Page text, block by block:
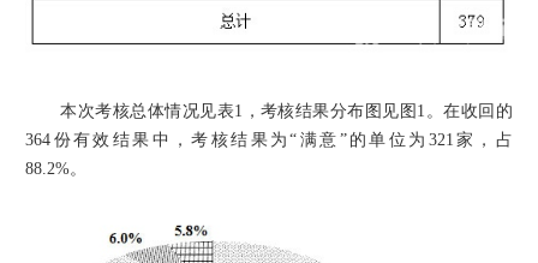
本次考核总体情况见表1，考核结果分布图见图1。在收回的
364份有效结果中，考核结果为“满意”的单位为321家，占
88.2%。